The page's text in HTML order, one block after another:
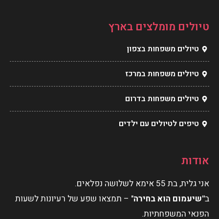
טיולים מומלצים בארץ
טיולים משפחות בצפון
טיולים משפחות במרכז
טיולים משפחות בדרום
טיפים לטיולים עם ילדים
אודות
אני גלית, בת 55 אימא לשלושה נפלאים.
ב"שיעמום הוא בחירה" – תמצאו שפע של רעיונות לשעות
הפנאי המשפחתיות.